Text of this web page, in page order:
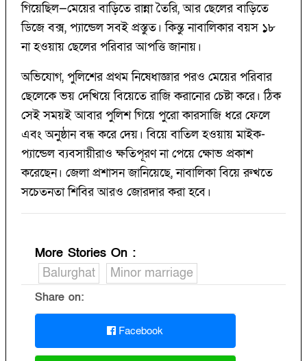
গিয়েছিল—মেয়ের বাড়িতে রান্না তৈরি, আর ছেলের বাড়িতে
ডিজে বক্স, প্যান্ডেল সবই প্রস্তুত। কিন্তু নাবালিকার বয়স ১৮
না হওয়ায় ছেলের পরিবার আপত্তি জানায়।
অভিযোগ, পুলিশের প্রথম নিষেধাজ্ঞার পরও মেয়ের পরিবার
ছেলেকে ভয় দেখিয়ে বিয়েতে রাজি করানোর চেষ্টা করে। ঠিক
সেই সময়ই আবার পুলিশ গিয়ে পুরো কারসাজি ধরে ফেলে
এবং অনুষ্ঠান বন্ধ করে দেয়। বিয়ে বাতিল হওয়ায় মাইক-
প্যান্ডেল ব্যবসায়ীরাও ক্ষতিপূরণ না পেয়ে ক্ষোভ প্রকাশ
করেছেন। জেলা প্রশাসন জানিয়েছে, নাবালিকা বিয়ে রুখতে
সচেতনতা শিবির আরও জোরদার করা হবে।
More Stories On :
Balurghat
Minor marriage
Share on:
Facebook